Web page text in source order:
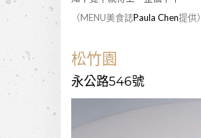
（MENU美食誌Paula Chen提供）
松竹園
永公路546號